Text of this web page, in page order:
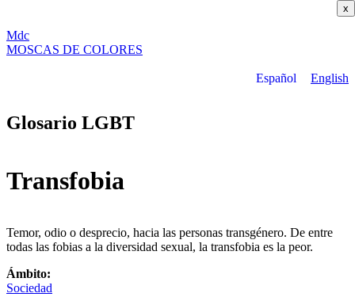
x
Mdc
MOSCAS DE COLORES
Español English
Glosario LGBT
Transfobia
Temor, odio o desprecio, hacia las personas transgénero. De entre
todas las fobias a la diversidad sexual, la transfobia es la peor.
Ámbito:
Sociedad